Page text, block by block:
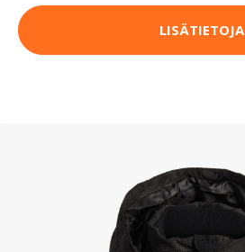
LISÄTIETOJA